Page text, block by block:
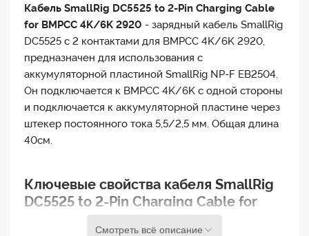
Кабель SmallRig DC5525 to 2-Pin Charging Cable
for BMPCC 4K/6K 2920 - зарядный кабель SmallRig
DC5525 с 2 контактами для BMPCC 4K/6K 2920,
предназначен для использования с
аккумуляторной пластиной SmallRig NP-F EB2504.
Он подключается к BMPCC 4K/6K с одной стороны
и подключается к аккумуляторной пластине через
штекер постоянного тока 5,5/2,5 мм. Общая длина
40см.
Ключевые свойства кабеля SmallRig
DC5525 to 2-Pin Charging Cable for
Смотреть всё описание